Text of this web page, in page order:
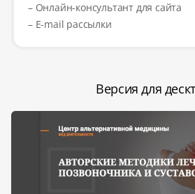
– Онлайн-консультант для сайта
– E-mail рассылки
Версия для